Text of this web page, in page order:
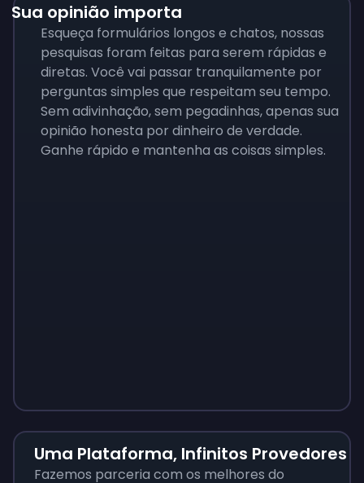
Sua opinião importa
Esqueça formulários longos e chatos, nossas
pesquisas foram feitas para serem rápidas e
diretas. Você vai passar tranquilamente por
perguntas simples que respeitam seu tempo.
Sem adivinhação, sem pegadinhas, apenas sua
opinião honesta por dinheiro de verdade.
Ganhe rápido e mantenha as coisas simples.
Uma Plataforma, Infinitos Provedores
Fazemos parceria com os melhores do